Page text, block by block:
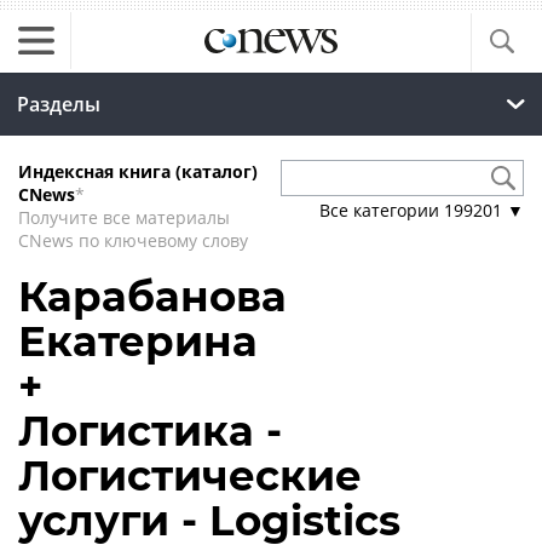
Разделы
Индексная книга (каталог)
CNews*
Получите все материалы
CNews по ключевому слову
Все категории 199201 ▼
Карабанова
Екатерина
+
Логистика -
Логистические
услуги - Logistics